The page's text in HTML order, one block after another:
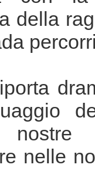
della
nostre
nelle